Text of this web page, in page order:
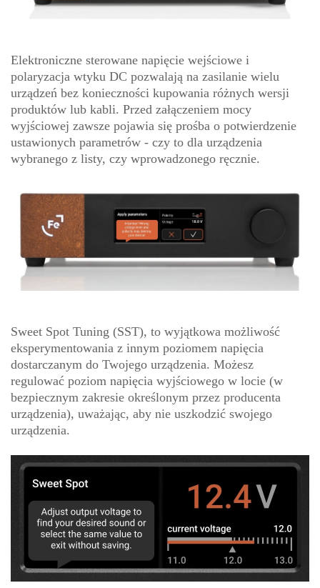
Elektroniczne sterowane napięcie wejściowe i
polaryzacja wtyku DC pozwalają na zasilanie wielu
urządzeń bez konieczności kupowania różnych wersji
produktów lub kabli. Przed załączeniem mocy
wyjściowej zawsze pojawia się prośba o potwierdzenie
ustawionych parametrów - czy to dla urządzenia
wybranego z listy, czy wprowadzonego ręcznie.
Sweet Spot Tuning (SST), to wyjątkowa możliwość
eksperymentowania z innym poziomem napięcia
dostarczanym do Twojego urządzenia. Możesz
regulować poziom napięcia wyjściowego w locie (w
bezpiecznym zakresie określonym przez producenta
urządzenia), uważając, aby nie uszkodzić swojego
urządzenia.